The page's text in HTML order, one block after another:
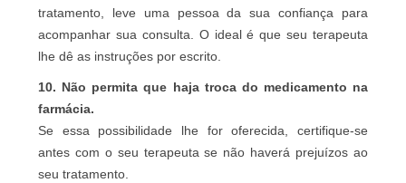
tratamento, leve uma pessoa da sua confiança para
acompanhar sua consulta. O ideal é que seu terapeuta
lhe dê as instruções por escrito.
10. Não permita que haja troca do medicamento na
farmácia.
Se essa possibilidade lhe for oferecida, certifique-se
antes com o seu terapeuta se não haverá prejuízos ao
seu tratamento.